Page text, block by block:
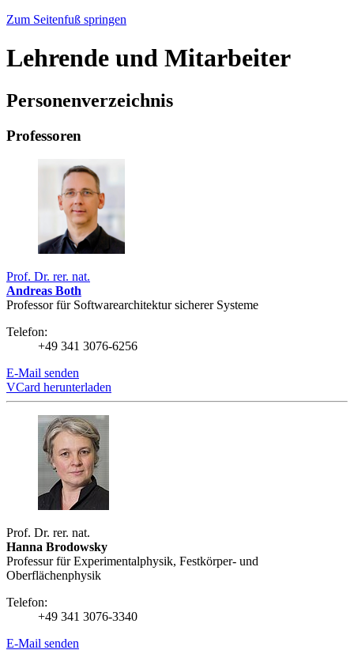
Zum Seitenfuß springen
Lehrende und Mitarbeiter
Personenverzeichnis
Professoren
Prof. Dr. rer. nat.
Andreas Both
Professor für Softwarearchitektur sicherer Systeme
Telefon:
+49 341 3076-6256
E-Mail senden
VCard herunterladen
Prof. Dr. rer. nat.
Hanna Brodowsky
Professur für Experimentalphysik, Festkörper- und
Oberflächenphysik
Telefon:
+49 341 3076-3340
E-Mail senden